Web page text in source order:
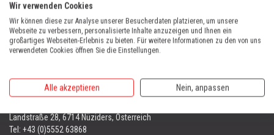
VONBLON MASCHINEN GMBH
FORST & GARTENGERÄTE
Landstraße 28, 6714 Nüziders, Österreich
Tel: +43 (0)5552 63868
Wir verwenden Cookies
Wir können diese zur Analyse unserer Besucherdaten platzieren, um unsere
Webseite zu verbessern, personalisierte Inhalte anzuzeigen und Ihnen ein
großartiges Webseiten-Erlebnis zu bieten. Für weitere Informationen zu den von uns
verwendeten Cookies öffnen Sie die Einstellungen.
Alle akzeptieren Nein, anpassen